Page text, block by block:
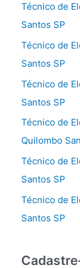
Técnico de
Santos SP
Técnico de
Santos SP
Técnico de
Santos SP
Técnico de
Quilombo
Técnico de
Santos SP
Técnico de
Santos SP